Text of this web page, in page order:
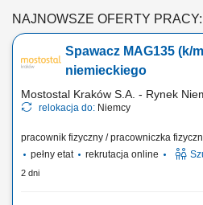
NAJNOWSZE OFERTY
Spawacz MAG135 (k/
niemieckiego
Mostostal Kraków S.A. - Rynek
relokacja do: Niemcy
pracownik fizyczny / pracowniczka
pełny etat
rekrutacja online
2 dni